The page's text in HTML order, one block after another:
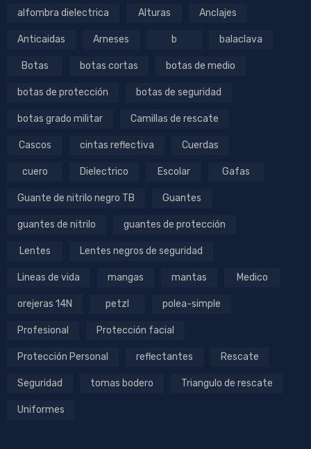
alfombra dielectrica Alturas Anclajes
Anticaidas Arneses b balaclava
Botas botas cortas botas de medio
botas de protección botas de seguridad
botas grado militar Camillas de rescate
Cascos cintas reflectiva Cuerdas
cuero Dielectrico Escolar Gafas
Guante de nitrilo negro TB Guantes
guantes de nitrilo guantes de protección
Lentes Lentes negros de seguridad
Lineas de vida mangas mantas Medico
orejeras 14N petzl polea-simple
Profesional Protección facial
Protección Personal reflectantes Rescate
Seguridad tomas bodero Triangulo de rescate
Uniformes